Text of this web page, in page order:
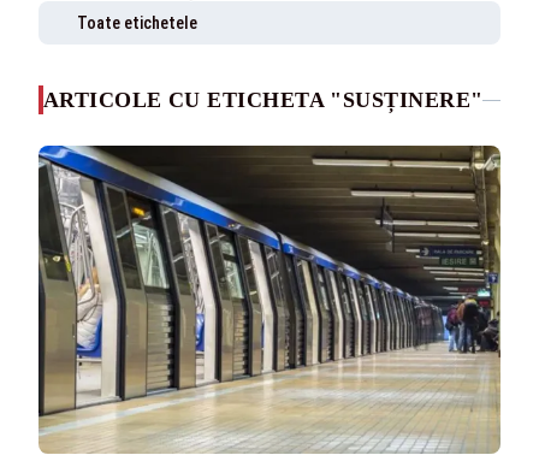
Toate etichetele
ARTICOLE CU ETICHETA "SUSȚINERE"